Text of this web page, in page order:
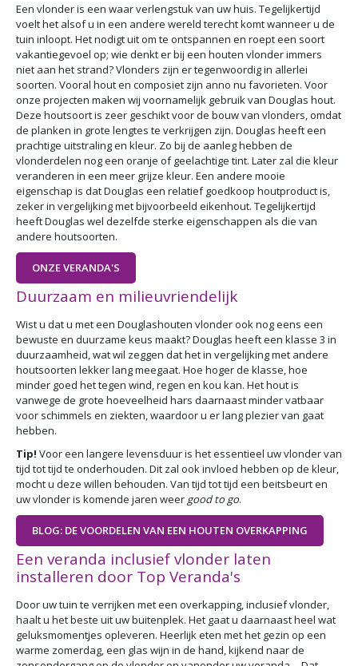
Een vlonder is een waar verlengstuk van uw huis. Tegelijkertijd
voelt het alsof u in een andere wereld terecht komt wanneer u de
tuin inloopt. Het nodigt uit om te ontspannen en roept een soort
vakantiegevoel op; wie denkt er bij een houten vlonder immers
niet aan het strand? Vlonders zijn er tegenwoordig in allerlei
soorten. Vooral hout en composiet zijn anno nu favorieten. Voor
onze projecten maken wij voornamelijk gebruik van Douglas hout.
Deze houtsoort is zeer geschikt voor de bouw van vlonders, omdat
de planken in grote lengtes te verkrijgen zijn. Douglas heeft een
prachtige uitstraling en kleur. Zo bij de aanleg hebben de
vlonderdelen nog een oranje of geelachtige tint. Later zal die kleur
veranderen in een meer grijze kleur. Een andere mooie
eigenschap is dat Douglas een relatief goedkoop houtproduct is,
zeker in vergelijking met bijvoorbeeld eikenhout. Tegelijkertijd
heeft Douglas wel dezelfde sterke eigenschappen als die van
andere houtsoorten.
ONZE VERANDA'S
Duurzaam en milieuvriendelijk
Wist u dat u met een Douglashouten vlonder ook nog eens een
bewuste en duurzame keus maakt? Douglas heeft een klasse 3 in
duurzaamheid, wat wil zeggen dat het in vergelijking met andere
houtsoorten lekker lang meegaat. Hoe hoger de klasse, hoe
minder goed het tegen wind, regen en kou kan. Het hout is
vanwege de grote hoeveelheid hars daarnaast minder vatbaar
voor schimmels en ziekten, waardoor u er lang plezier van gaat
hebben.
Tip! Voor een langere levensduur is het essentieel uw vlonder van
tijd tot tijd te onderhouden. Dit zal ook invloed hebben op de kleur,
mocht u deze willen behouden. Van tijd tot tijd een beitsbeurt en
uw vlonder is komende jaren weer good to go.
BLOG: DE VOORDELEN VAN EEN HOUTEN OVERKAPPING
Een veranda inclusief vlonder laten
installeren door Top Veranda's
Door uw tuin te verrijken met een overkapping, inclusief vlonder,
haalt u het beste uit uw buitenplek. Het gaat u daarnaast heel wat
geluksmomentjes opleveren. Heerlijk eten met het gezin op een
warme zomerdag, een glas wijn in de hand, kijkend naar de